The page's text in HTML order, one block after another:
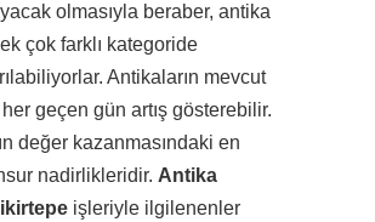
olmasıyla beraber, antika
çok farklı kategoride
Antikaların mevcut
geçen gün artış gösterebilir.
değer kazanmasındaki en
nadirlikleridir. Antika
işleriyle ilgilenenler